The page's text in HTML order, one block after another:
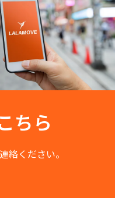
ちら
絡ください。